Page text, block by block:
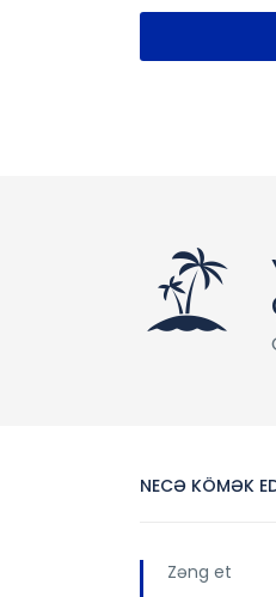
NECƏ KÖMƏK
Zəng et